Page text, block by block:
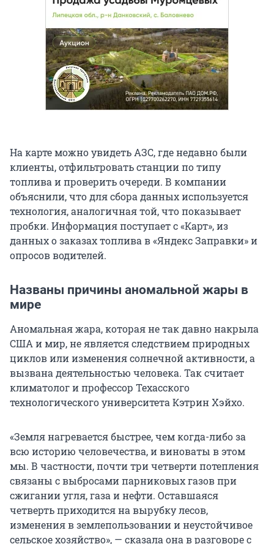
На карте можно увидеть АЗС, где недавно были
клиенты, отфильтровать станции по типу
топлива и проверить очереди. В компании
объяснили, что для сбора данных используется
технология, аналогичная той, что показывает
пробки. Информация поступает с «Карт», из
данных о заказах топлива в «Яндекс Заправки» и
опросов водителей.
Названы причины аномальной жары в
мире
Аномальная жара, которая не так давно накрыла
США и мир, не является следствием природных
циклов или изменения солнечной активности, а
вызвана деятельностью человека. Так считает
климатолог и профессор Техасского
технологического университета Кэтрин Хэйхо.
«Земля нагревается быстрее, чем когда-либо за
всю историю человечества, и виноваты в этом
мы. В частности, почти три четверти потепления
связаны с выбросами парниковых газов при
сжигании угля, газа и нефти. Оставшаяся
четверть приходится на вырубку лесов,
изменения в землепользовании и неустойчивое
сельское хозяйство», — сказала она в разговоре с